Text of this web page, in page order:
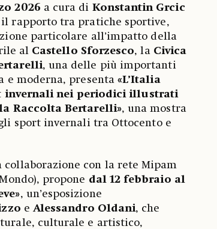
2026 a cura di Konstantin Grcic
il rapporto tra pratiche sportive,
particolare all’impatto della
al Castello Sforzesco, laCivica
, una delle più importanti
e moderna, presenta «L’Italia
invernali nei periodici illustrati
Raccolta Bertarelli», una mostra
sport invernali tra Ottocento e
collaborazione con la rete Mipam
propone dal 12 febbraio al
, un’esposizione
e Alessandro Oldani, che
culturale e artistico,